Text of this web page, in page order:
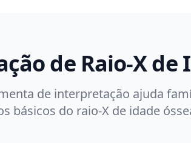
de Raio-X de
de interpretação ajuda
básicos do raio-X de idade